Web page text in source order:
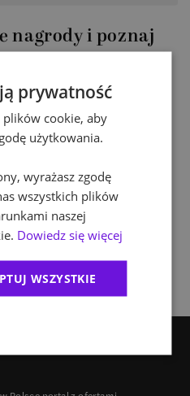
nagrody i poznaj
trafne wnioski. Interesujesz
lub branżą
1
prywatność
plików cookie, aby
użytkowania.
wyrażasz zgodę
wszystkich plików
naszej
Dowiedz się więcej
WSZYSTKIE